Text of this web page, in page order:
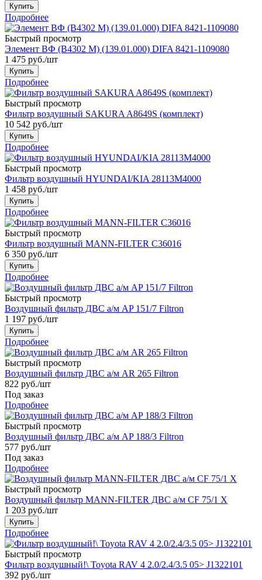
Купить
Подробнее
Быстрый просмотр
Элемент ВФ (В4302 М) (139.01.000) DIFA 8421-1109080
1 475 руб./шт
Купить
Подробнее
Быстрый просмотр
Фильтр воздушный SAKURA A8649S (комплект)
10 542 руб./шт
Купить
Подробнее
Быстрый просмотр
Фильтр воздушный HYUNDAI/KIA 28113M4000
1 458 руб./шт
Купить
Подробнее
Быстрый просмотр
Фильтр воздушный MANN-FILTER C36016
6 350 руб./шт
Купить
Подробнее
Быстрый просмотр
Воздушный фильтр ДВС а/м AP 151/7 Filtron
1 197 руб./шт
Купить
Подробнее
Быстрый просмотр
Воздушный фильтр ДВС а/м AR 265 Filtron
822 руб./шт
Под заказ
Подробнее
Быстрый просмотр
Воздушный фильтр ДВС а/м AP 188/3 Filtron
577 руб./шт
Под заказ
Подробнее
Быстрый просмотр
Воздушный фильтр MANN-FILTER ДВС а/м CF 75/1 X
1 203 руб./шт
Купить
Подробнее
Быстрый просмотр
Фильтр воздушный!\ Toyota RAV 4 2.0/2.4/3.5 05> J1322101
392 руб./шт